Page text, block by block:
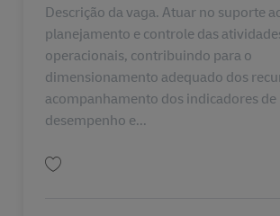
Descrição da vaga. Atuar no suporte
planejamento e controle das
operacionais, contribuindo para o
dimensionamento adequado dos
acompanhamento dos indicadores de
desempenho e...